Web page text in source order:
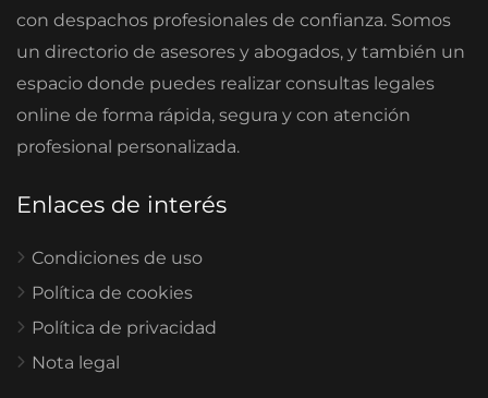
con despachos profesionales de confianza. Somos
un directorio de asesores y abogados, y también un
espacio donde puedes realizar consultas legales
online de forma rápida, segura y con atención
profesional personalizada.
Enlaces de interés
Condiciones de uso
Política de cookies
Política de privacidad
Nota legal